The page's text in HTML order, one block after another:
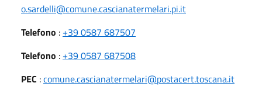
o.sardelli@comune.cascianatermelari.pi.it
Telefono : +39 0587 687507
Telefono : +39 0587 687508
PEC :comune.cascianatermelari@postacert.toscana.it